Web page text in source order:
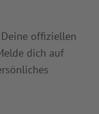
offiziellen
dich auf